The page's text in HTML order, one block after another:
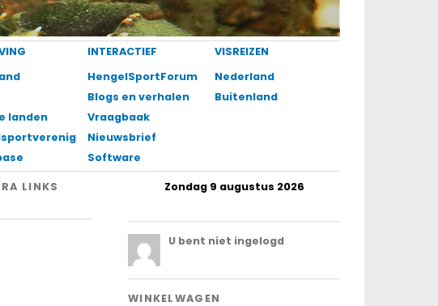
landen
INTERACTIEF
HengelSportForum
Blogs en verhalen
Vraagbaak
Nieuwsbrief
Software
VISREIZEN
Nederland
Buitenland
LINKS
Zondag 9 augustus 2026
U bent niet ingelogd
WINKELWAGEN